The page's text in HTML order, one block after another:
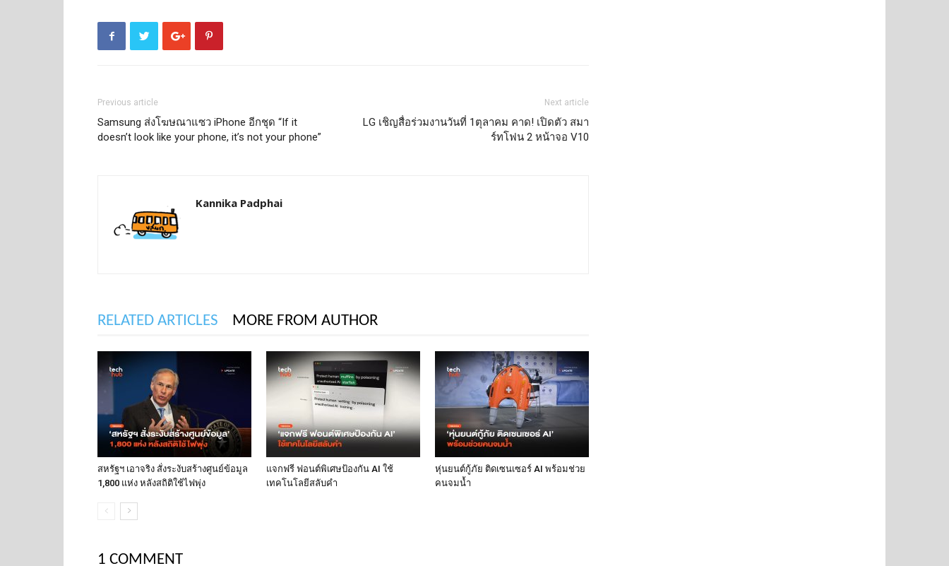
Previous article
Samsung ส่งโฆษณาแซว iPhone อีกชุด “If it
doesn’t look like your phone, it’s not your phone”
Next article
LG เชิญสื่อร่วมงานวันที่ 1ตุลาคม คาด! เปิดตัว สมา
ร์ทโฟน 2 หน้าจอ V10
Kannika Padphai
RELATED ARTICLES MORE FROM AUTHOR
สหรัฐฯ เอาจริง สั่งระงับสร้างศูนย์ข้อมูล
1,800 แห่ง หลังสถิติใช้ไฟพุ่ง
แจกฟรี ฟอนต์พิเศษป้องกัน AI ใช้
เทคโนโลยีสลับคำ
หุ่นยนต์กู้ภัย ติดเซนเซอร์ AI พร้อมช่วย
คนจมน้ำ
1 COMMENT